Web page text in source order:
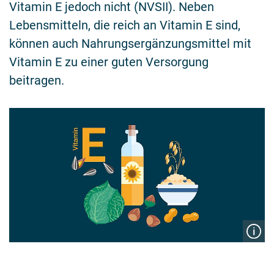
Vitamin E jedoch nicht (NVSII). Neben
Lebensmitteln, die reich an Vitamin E sind,
können auch Nahrungsergänzungsmittel mit
Vitamin E zu einer guten Versorgung
beitragen.